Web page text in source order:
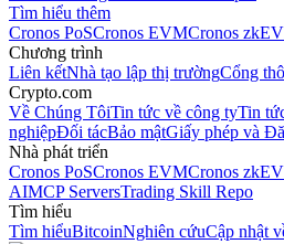
Tìm hiểu thêm
Cronos PoSCronos EVMCronos
Chương trình
Liên kếtNhà tạo lập thị trườngCổng
Crypto.com
Về Chúng TôiTin tức về công tyTin
nghiệpĐối tácBảo mậtGiấy phép và
Nhà phát triển
Cronos PoSCronos EVMCronos
AIMCP ServersTrading Skill Repo
Tìm hiểu
Tìm hiểuBitcoinNghiên cứuCập nhật